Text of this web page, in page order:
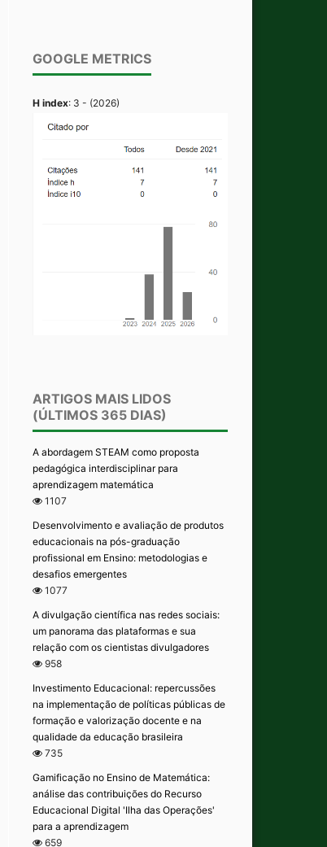
GOOGLE METRICS
H index: 3 - (2026)
ARTIGOS MAIS LIDOS
(ÚLTIMOS 365 DIAS)
A abordagem STEAM como proposta
pedagógica interdisciplinar para
aprendizagem matemática
1107
Desenvolvimento e avaliação de produtos
educacionais na pós-graduação
profissional em Ensino: metodologias e
desafios emergentes
1077
A divulgação científica nas redes sociais:
um panorama das plataformas e sua
relação com os cientistas divulgadores
958
Investimento Educacional: repercussões
na implementação de políticas públicas de
formação e valorização docente e na
qualidade da educação brasileira
735
Gamificação no Ensino de Matemática:
análise das contribuições do Recurso
Educacional Digital 'Ilha das Operações'
para a aprendizagem
659